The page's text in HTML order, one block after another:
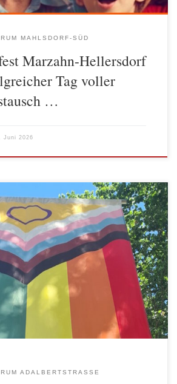
MAHLSDORF-SÜD
Marzahn-Hellersdorf
Tag voller
…
Juni 2026
der AWO wieder die Progress Pride
Juni Wochenende wurde die Flagge am
in der Rigaer Straße von den
des LesBiSchwulen Parkfests,
Vorstand der AWO Spree-Wuhle gehisst.
Queeren […]
ADALBERTSTRASSE